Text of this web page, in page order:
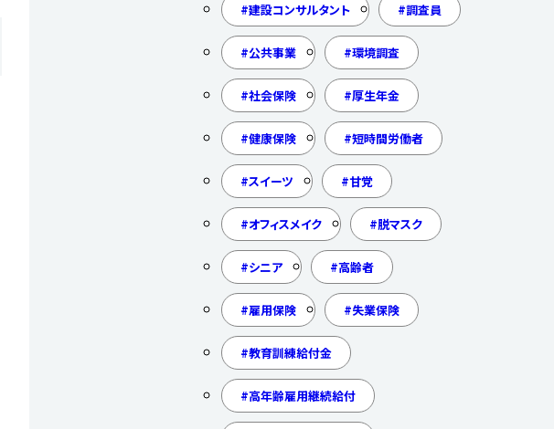
建設コンサルタント 調査員
公共事業 環境調査
社会保険 厚生年金
健康保険 短時間労働者
スイーツ 甘党
オフィスメイク 脱マスク
シニア 高齢者
雇用保険 失業保険
教育訓練給付金
高年齢雇用継続給付